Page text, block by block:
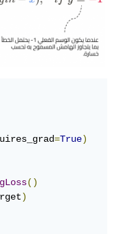
=True)
()
)